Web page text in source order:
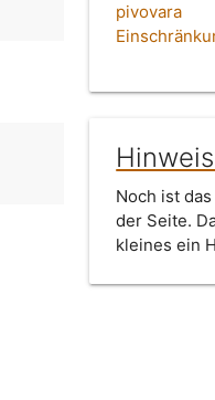
pivovara
Noch ist
der Seite.
kleines ein